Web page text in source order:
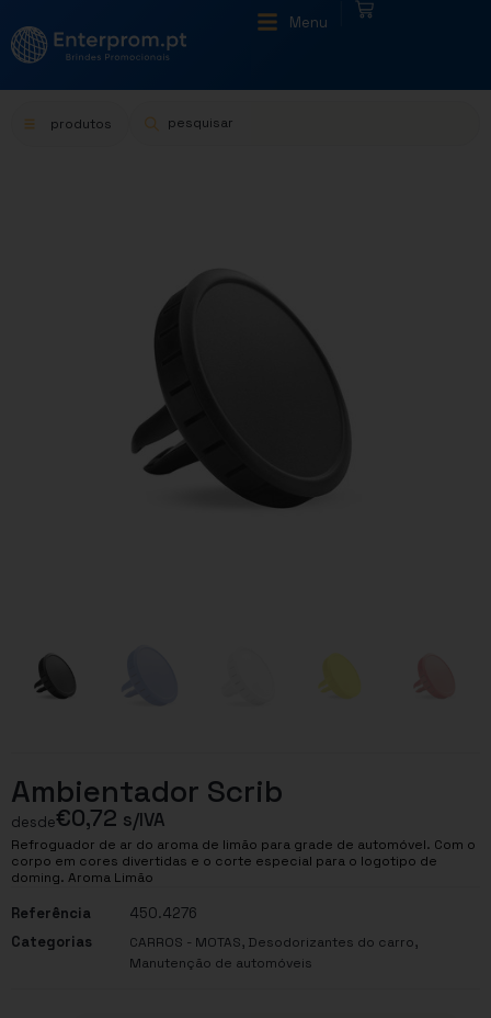
Menu
produtos
Ambientador Scrib
desde€0,72 s/IVA
Refroguador de ar do aroma de limão para grade de automóvel. Com o
corpo em cores divertidas e o corte especial para o logotipo de
doming. Aroma Limão
Referência
450.4276
Categorias
CARROS - MOTAS, Desodorizantes do carro,
Manutenção de automóveis